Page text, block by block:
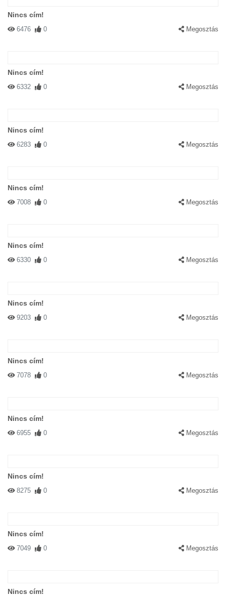
Nincs cím!
6476 0 Megosztás
Nincs cím!
6332 0 Megosztás
Nincs cím!
6283 0 Megosztás
Nincs cím!
7008 0 Megosztás
Nincs cím!
6330 0 Megosztás
Nincs cím!
9203 0 Megosztás
Nincs cím!
7078 0 Megosztás
Nincs cím!
6955 0 Megosztás
Nincs cím!
8275 0 Megosztás
Nincs cím!
7049 0 Megosztás
Nincs cím!